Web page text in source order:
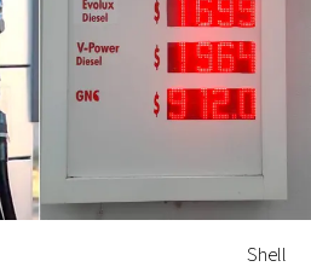
Shell